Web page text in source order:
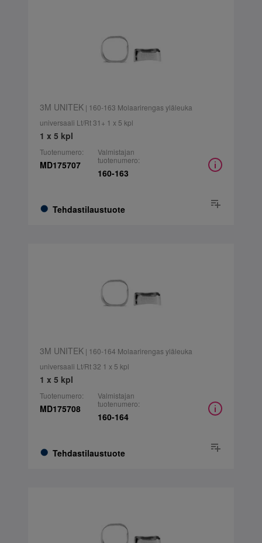
3M UNITEK| 160-163 Molaarirengas yläleuka
universaali Lt/Rt 31+ 1 x 5 kpl
1 x 5 kpl
Tuotenumero:
MD175707
Tehdastilaustuote
Valmistajan
tuotenumero:
160-163
3M UNITEK| 160-164 Molaarirengas yläleuka
universaali Lt/Rt 32 1 x 5 kpl
1 x 5 kpl
Tuotenumero:
MD175708
Tehdastilaustuote
Valmistajan
tuotenumero:
160-164